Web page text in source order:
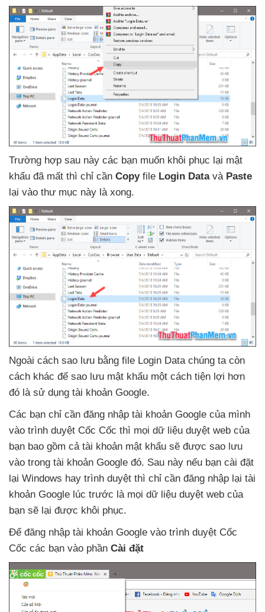
Trường hợp sau này các bạn muốn khôi phục lại mật
khẩu đã mất thì chỉ cần Copyfile Login Data và Paste
lại vào thư mục này là xong.
Ngoài cách sao lưu bằng file Login Data chúng ta còn
cách khác để sao lưu mật khẩu một cách tiện lợi hơn
đó là sử dụng tài khoản Google.
Các bạn chỉ cần đăng nhập tài khoản Google của mình
vào trình duyệt Cốc Cốc thì mọi dữ liệu duyệt web của
bạn bao gồm cả tài khoản mật khẩu sẽ được sao lưu
vào trong tài khoản Google đó. Sau này nếu bạn cài đặt
lại Windows hay trình duyệt thì chỉ cần đăng nhập lại tài
khoản Google lúc trước là mọi dữ liệu duyệt web của
bạn sẽ lại được khôi phục.
Để đăng nhập tài khoản Google vào trình duyệt Cốc
Cốc các bạn vào phần Cài đặt